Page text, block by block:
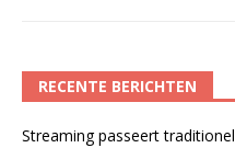
RECENTE BERICHTEN
Streaming passeert